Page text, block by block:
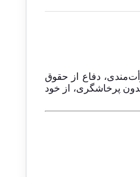
دفاع از حقوق
پرخاشگری، از خود